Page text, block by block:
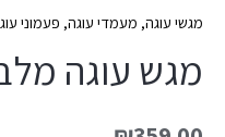
מגשי עוגה, מעמדי עוגה, פעמוני
מגש עוגה